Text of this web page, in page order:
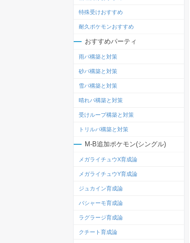
特殊受けおすすめ
耐久ポケモンおすすめ
おすすめパーティ
雨パ構築と対策
砂パ構築と対策
雪パ構築と対策
晴れパ構築と対策
受けループ構築と対策
トリルパ構築と対策
M-B追加ポケモン(シングル)
メガライチュウX育成論
メガライチュウY育成論
ジュカイン育成論
バシャーモ育成論
ラグラージ育成論
クチート育成論